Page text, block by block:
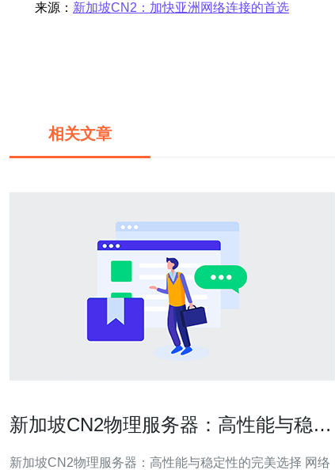
来源： 新加坡CN2：加快亚洲网络连接的首选
相关文章
新加坡CN2物理服务器：高性能与稳定
新加坡CN2物理服务器：高性能与稳定性的完美选择 网络